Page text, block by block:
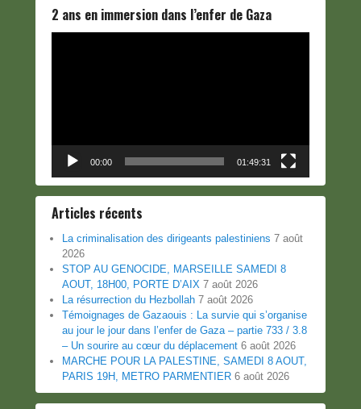
2 ans en immersion dans l’enfer de Gaza
00:00 01:49:31
Articles récents
La criminalisation des dirigeants palestiniens 7 août
2026
STOP AU GENOCIDE, MARSEILLE SAMEDI 8
AOUT, 18H00, PORTE D’AIX 7 août 2026
La résurrection du Hezbollah 7 août 2026
Témoignages de Gazaouis : La survie qui s’organise
au jour le jour dans l’enfer de Gaza – partie 733 / 3.8
– Un sourire au cœur du déplacement 6 août 2026
MARCHE POUR LA PALESTINE, SAMEDI 8 AOUT,
PARIS 19H, METRO PARMENTIER 6 août 2026